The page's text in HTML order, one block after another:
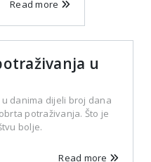
Read more
u
danima dijeli broj dana
potraživanja. Što je
bolje.
Read more